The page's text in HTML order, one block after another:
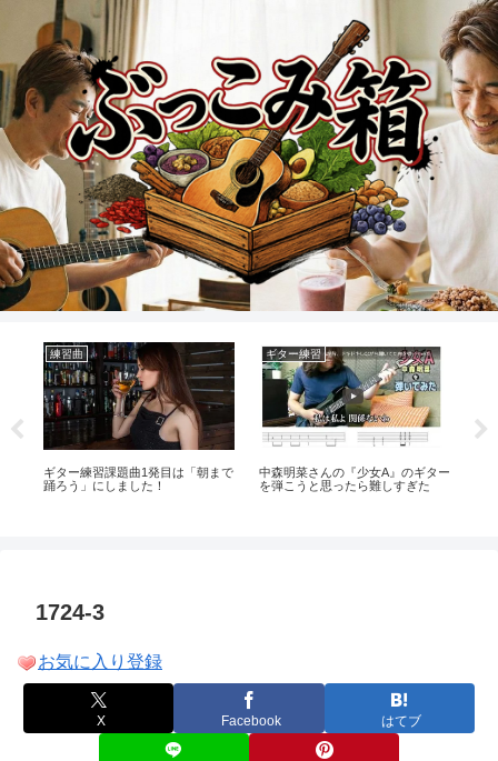
練習曲
ギター練習課題曲1発目は「朝まで
踊ろう」にしました！
ギター練習
中森明菜さんの『少女A』のギター
を弾こうと思ったら難しすぎた
1724-3
お気に入り登録
X Facebook はてブ